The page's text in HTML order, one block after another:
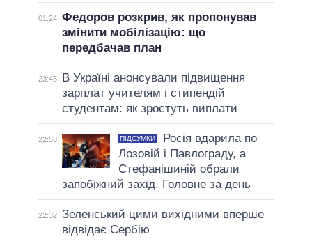
01:24 Федоров розкрив, як пропонував
змінити мобілізацію: що
передбачав план
23:45
В Україні анонсували підвищення
зарплат учителям і стипендій
студентам: як зростуть виплати
22:53 ПІДСУМКИ
Росія вдарила по
Лозовій і Павлограду, а
Стефанішиній обрали
запобіжний захід. Головне за день
22:32 Зеленський цими вихідними вперше
відвідає Сербію